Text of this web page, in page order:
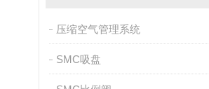
压缩空气管理系统
SMC吸盘